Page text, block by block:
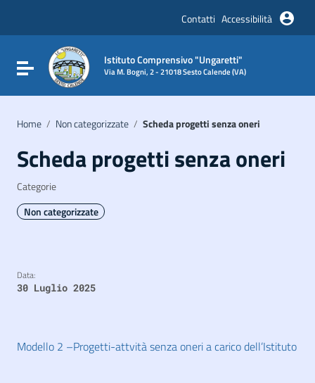
Vai al footer
Contatti Accessibilità
Attiva / disattiva la navigazione
Istituto Comprensivo "Ungaretti"
Via M. Bogni, 2 - 21018 Sesto Calende (VA)
Home / Non categorizzate / Scheda progetti senza oneri
Scheda progetti senza oneri
Categorie
Non categorizzate
Data:
30 Luglio 2025
Modello 2 –Progetti-attvità senza oneri a carico dell’Istituto